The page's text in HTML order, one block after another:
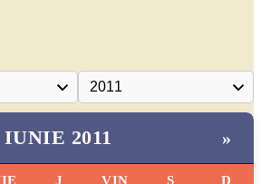
IUNIE 2011 »
J VIN S D